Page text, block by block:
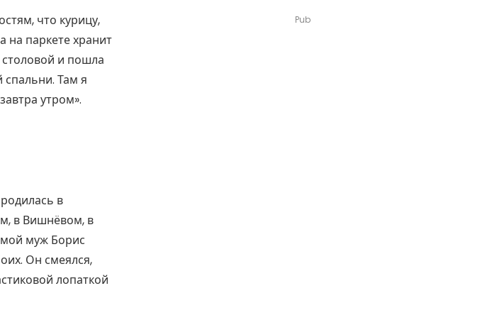
что курицу,
на паркете хранит
и пошла
спальни. Там я
утром».
в
в Вишнёвом, в
муж Борис
Он смеялся,
лопаткой
Pub